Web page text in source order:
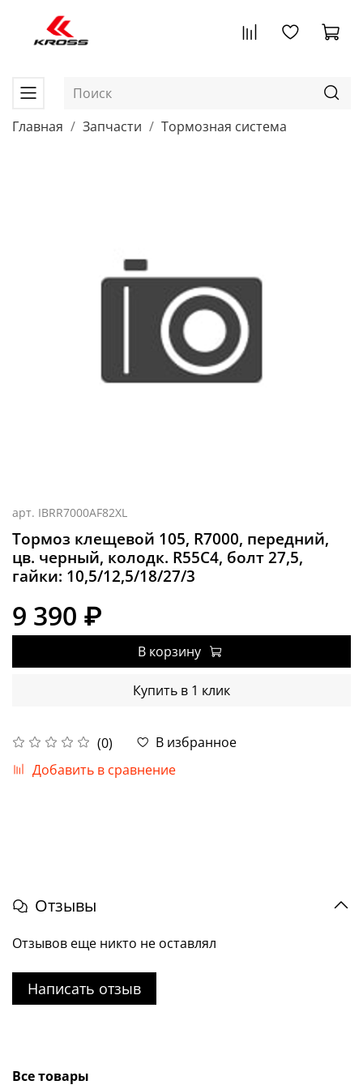
Главная Запчасти Тормозная система
арт. IBRR7000AF82XL
Тормоз клещевой 105, R7000, передний,
цв. черный, колодк. R55C4, болт 27,5,
гайки: 10,5/12,5/18/27/3
(0)
В избранное
Добавить в сравнение
9 390 ₽
В корзину
Купить в 1 клик
Отзывы
Отзывов еще никто не оставлял
Написать отзыв
Все товары